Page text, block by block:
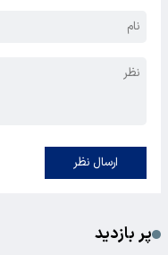
ارسال نظر
پر بازدید